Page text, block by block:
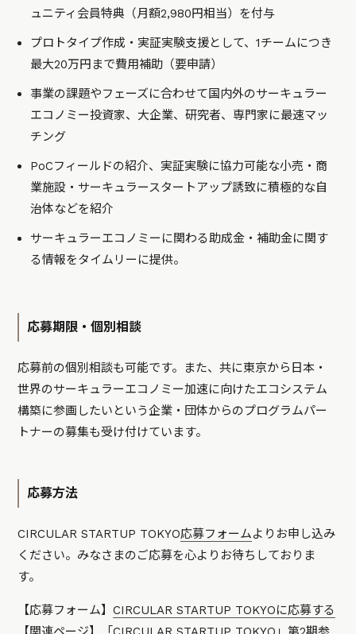
ュニティ会員特典（月額2,980円相当）を付与
プロトタイプ作成・実証実験支援として、1チームにつき
最大20万円まで費用補助（要申請）
事業の課題やフェーズに合わせて国内外のサーキュラー
エコノミー投資家、大企業、研究者、専門家に最速マッ
チング
PoCフィールドの紹介、実証実験に協力可能な小売・商
業施設・サーキュラースタートアップ誘致に積極的な自
治体などを紹介
サーキュラーエコノミーに関わる助成金・補助金に関す
る情報をタイムリーに提供。
応募期限・個別相談
応募前の個別相談も可能です。また、共に東京から日本・
世界のサーキュラーエコノミー加速に向けたエコシステム
構築に参画したいという企業・団体からのプログラムパー
トナーの募集も受け付けています。
応募方法
CIRCULAR STARTUP TOKYO応募フォームよりお申し込み
ください。みなさまのご応募を心よりお待ちしておりま
す。
【応募フォーム】CIRCULAR STARTUP TOKYOに応募する